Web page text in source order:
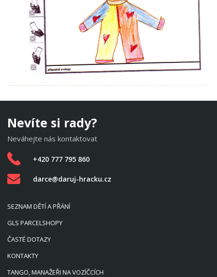
Nevíte si rady?
Neváhejte nás kontaktovat
+420 777 795 860
darce@daruj-hracku.cz
SEZNAM DĚTÍ A PŘÁNÍ
GLS PARCELSHOPY
ČASTÉ DOTAZY
KONTAKTY
TANGO, MANAŽEŘI NA VOZÍČCÍCH